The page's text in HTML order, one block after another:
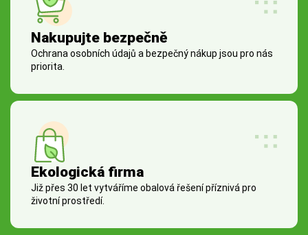
Nakupujte bezpečně
Ochrana osobních údajů a bezpečný nákup jsou pro nás
priorita.
Ekologická firma
Již přes 30 let vytváříme obalová řešení příznivá pro
životní prostředí.